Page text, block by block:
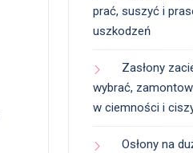
prać, suszyć i
uszkodzeń
Zasłony
wybrać,
w ciemności i
Osłony na